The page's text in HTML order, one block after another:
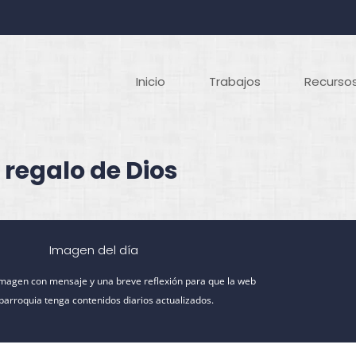
de Dios
Inicio Trabajos
Imagen del día
con mensaje y una breve reflexión para que la web
tenga contenidos diarios actualizados.